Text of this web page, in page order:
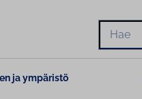
Hae
ja ympäristö